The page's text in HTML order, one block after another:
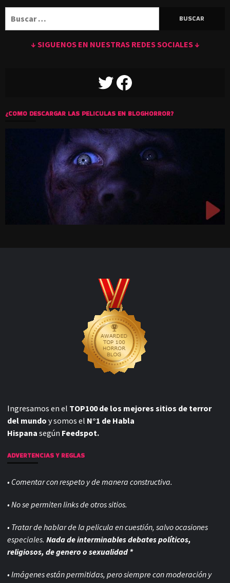
↓ SIGUENOS EN NUESTRAS REDES SOCIALES ↓
TWITTERFACEBOOK
¿COMO DESCARGAR LAS PELICULAS EN BLOGHORROR?
Ingresamos en el TOP100 de los mejores sitios de terror
del mundo y somos el N°1 de Habla
Hispana según Feedspot.
ADVERTENCIAS Y REGLAS
• Comentar con respeto y de manera constructiva.
• No se permiten links de otros sitios.
• Tratar de hablar de la pelicula en cuestión, salvo ocasiones
especiales. Nada de interminables debates políticos,
religiosos, de genero o sexualidad *
• Imágenes están permitidas, pero siempre conmoderación y